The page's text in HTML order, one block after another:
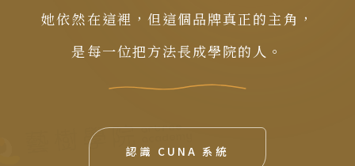
她依然在這裡，但這個品牌真正的主角，
是每一位把方法長成學院的人。
認識 CUNA 系統